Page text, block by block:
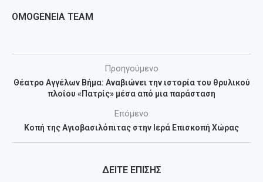
OMOGENEIA TEAM
Προηγούμενο
Θέατρο Αγγέλων Βήμα: Αναβιώνει την ιστορία του θρυλικού
πλοίου «Πατρίς» μέσα από μια παράσταση
Επόμενο
Κοπή της Αγιοβασιλόπιτας στην Ιερά Επισκοπή Χώρας
ΔΕΙΤΕ ΕΠΙΣΗΣ